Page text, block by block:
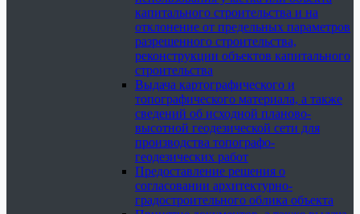
капитального строительства и на
отклонение от предельных параметров
разрешенного строительства,
реконструкции объектов капитального
строительства
Выдача картографического и
топографического материала, а также
сведений об исходной планово-
высотной геодезической сети для
производства топографо-
геодезических работ
Предоставление решения о
согласовании архитектурно-
градостроительного облика объекта